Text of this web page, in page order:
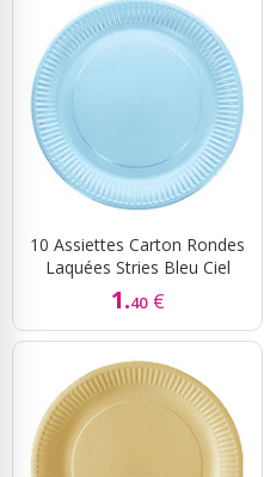
10 Assiettes Carton Rondes
Laquées Stries Bleu Ciel
1.40 €